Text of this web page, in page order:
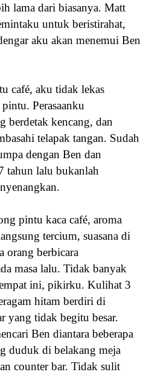
lama dari biasanya. Matt
untuk beristirahat,
aku akan menemui Ben
café, aku tidak lekas
Perasaanku
berdetak kencang, dan
telapak tangan. Sudah
dengan Ben dan
tahun lalu bukanlah
pintu kaca café, aroma
tercium, suasana di
orang berbicara
masa lalu. Tidak banyak
ini, pikirku. Kulihat 3
hitam berdiri di
yang tidak begitu besar.
Ben diantara beberapa
duduk di belakang meja
counter bar. Tidak sulit